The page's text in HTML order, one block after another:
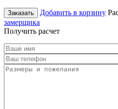
Заказать Добавить в корзину
замерщика
Получить расчет